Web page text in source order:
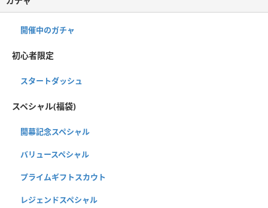
開催中のガチャ
初心者限定
スタートダッシュ
スペシャル(福袋)
開幕記念スペシャル
バリュースペシャル
プライムギフトスカウト
レジェンドスペシャル